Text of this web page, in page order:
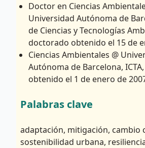
Doctor en Ciencias
Universidad Autónoma de
de Ciencias y Tecnologías
doctorado obtenido el 15 de
Ciencias Ambientales @
Autónoma de Barcelona,
obtenido el 1 de enero de
Palabras clave
adaptación, mitigación, cambio
sostenibilidad urbana,